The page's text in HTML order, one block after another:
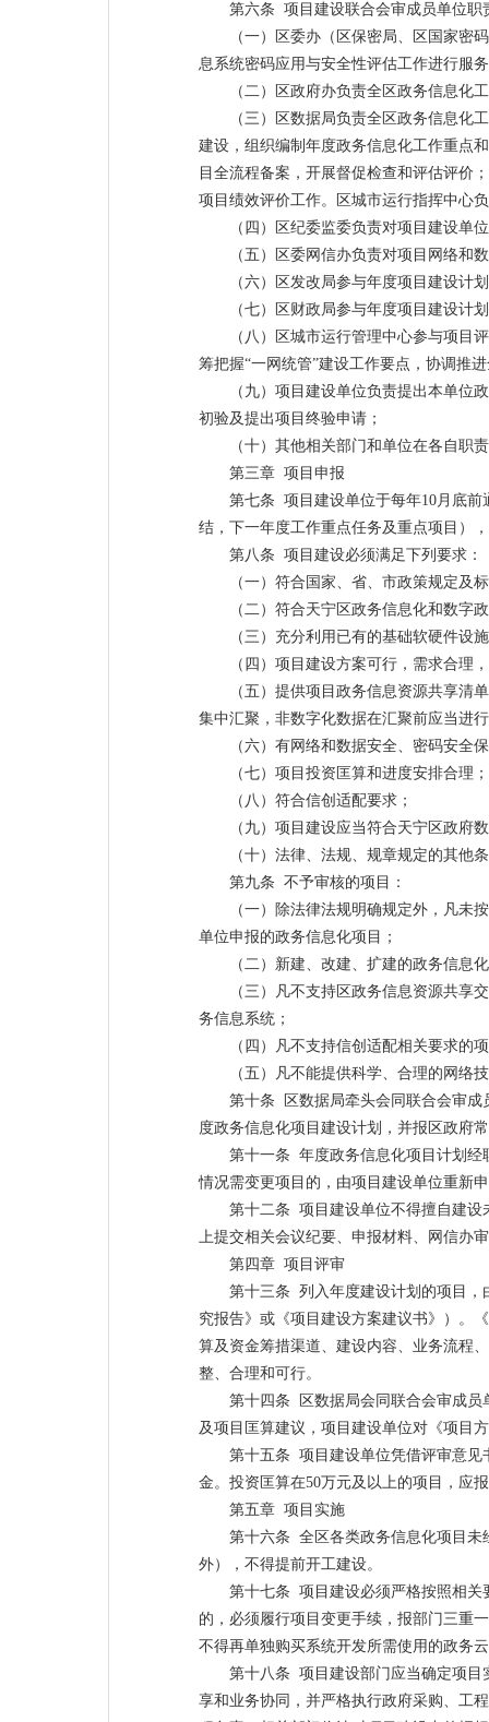
第六条 项目建设联合会审成员单位职
（一）区委办（区保密局、区国家密
息系统密码应用与安全性评估工作进行服
（二）区政府办负责全区政务信息化
（三）区数据局负责全区政务信息化
建设，组织编制年度政务信息化工作重点
目全流程备案，开展督促检查和评估评价
项目绩效评价工作。区城市运行指挥中心
（四）区纪委监委负责对项目建设单
（五）区委网信办负责对项目网络和
（六）区发改局参与年度项目建设计
（七）区财政局参与年度项目建设计
（八）区城市运行管理中心参与项目
筹把握“一网统管”建设工作要点，协调推
（九）项目建设单位负责提出本单位
初验及提出项目终验申请；
（十）其他相关部门和单位在各自职
第三章 项目申报
第七条 项目建设单位于每年10月底前
结，下一年度工作重点任务及重点项目）
第八条 项目建设必须满足下列要求：
（一）符合国家、省、市政策规定及
（二）符合天宁区政务信息化和数字
（三）充分利用已有的基础软硬件设
（四）项目建设方案可行，需求合理
（五）提供项目政务信息资源共享清
集中汇聚，非数字化数据在汇聚前应当进
（六）有网络和数据安全、密码安全
（七）项目投资匡算和进度安排合理；
（八）符合信创适配要求；
（九）项目建设应当符合天宁区政府
（十）法律、法规、规章规定的其他
第九条 不予审核的项目：
（一）除法律法规明确规定外，凡未
单位申报的政务信息化项目；
（二）新建、改建、扩建的政务信息
（三）凡不支持区政务信息资源共享
务信息系统；
（四）凡不支持信创适配相关要求的
（五）凡不能提供科学、合理的网络
第十条 区数据局牵头会同联合会审成
度政务信息化项目建设计划，并报区政府
第十一条 年度政务信息化项目计划经
情况需变更项目的，由项目建设单位重新
第十二条 项目建设单位不得擅自建设
上提交相关会议纪要、申报材料、网信办
第四章 项目评审
第十三条 列入年度建设计划的项目，
究报告》或《项目建设方案建议书》）。
算及资金筹措渠道、建设内容、业务流程
整、合理和可行。
第十四条 区数据局会同联合会审成员
及项目匡算建议，项目建设单位对《项目
第十五条 项目建设单位凭借评审意见
金。投资匡算在50万元及以上的项目，应
第五章 项目实施
第十六条 全区各类政务信息化项目未
外），不得提前开工建设。
第十七条 项目建设必须严格按照相关
的，必须履行项目变更手续，报部门三重
不得再单独购买系统开发所需使用的政务
第十八条 项目建设部门应当确定项目
享和业务协同，并严格执行政府采购、工